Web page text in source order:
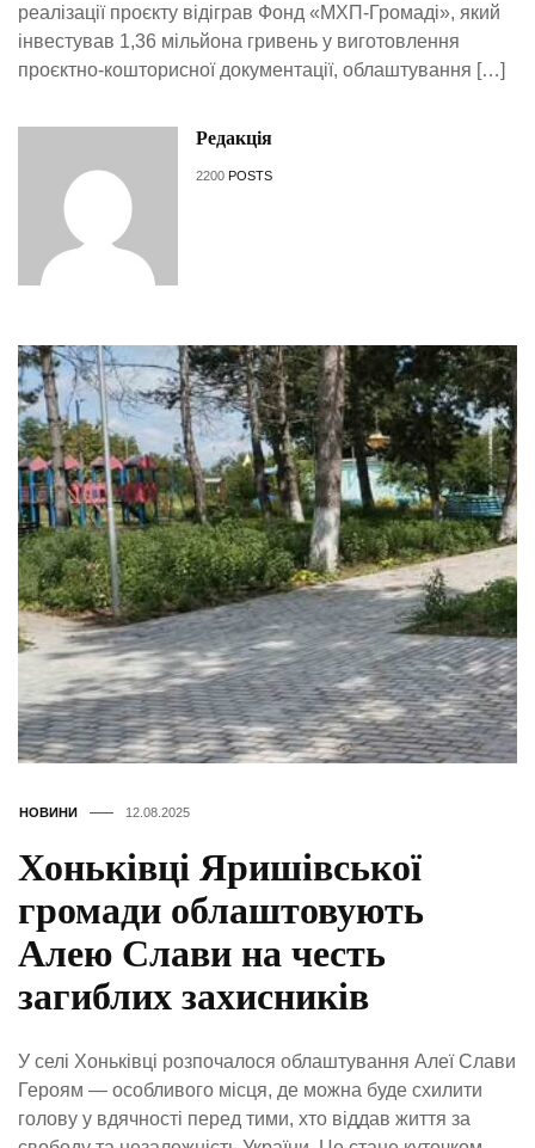
реалізації проєкту відіграв Фонд «МХП-Громаді», який
інвестував 1,36 мільйона гривень у виготовлення
проєктно-кошторисної документації, облаштування […]
Редакція
2200 POSTS
НОВИНИ 12.08.2025
Хоньківці Яришівської
громади облаштовують
Алею Слави на честь
загиблих захисників
У селі Хоньківці розпочалося облаштування Алеї Слави
Героям — особливого місця, де можна буде схилити
голову у вдячності перед тими, хто віддав життя за